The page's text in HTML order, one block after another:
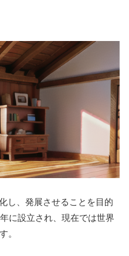
し、発展させることを目的
に設立され、現在では世界
。